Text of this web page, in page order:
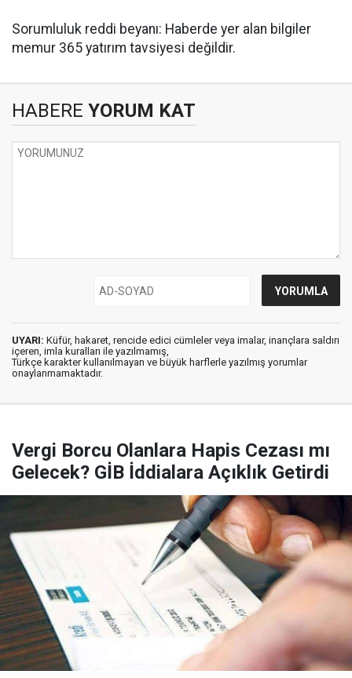
Sorumluluk reddi beyanı: Haberde yer alan bilgiler
memur 365 yatırım tavsiyesi değildir.
HABERE YORUM KAT
UYARI: Küfür, hakaret, rencide edici cümleler veya imalar, inançlara saldırı
içeren, imla kuralları ile yazılmamış,
Türkçe karakter kullanılmayan ve büyük harflerle yazılmış yorumlar
onaylanmamaktadır.
Vergi Borcu Olanlara Hapis Cezası mı
Gelecek? GİB İddialara Açıklık Getirdi